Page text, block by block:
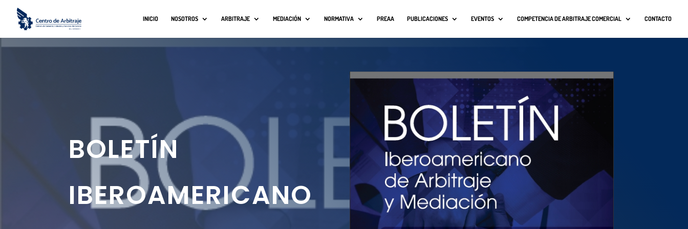
INICIO NOSOTROS ARBITRAJE MEDIACIÓN NORMATIVA PREAA PUBLICACIONES EVENTOS COMPETENCIA DE ARBITRAJE COMERCIAL CONTACTO
BOLETÍN
IBEROAMERICANO